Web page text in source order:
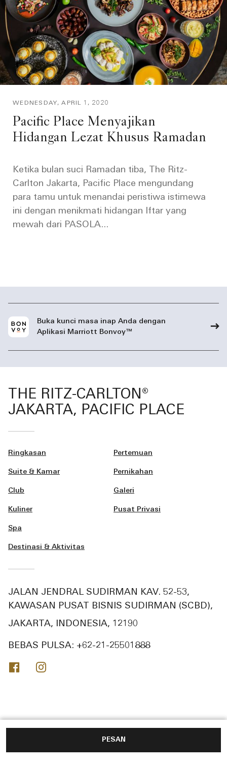
PESAN
WEDNESDAY, APRIL 1, 2020
Pacific Place Menyajikan
Hidangan Lezat Khusus Ramadan
Ketika bulan suci Ramadan tiba, The Ritz-
Carlton Jakarta, Pacific Place mengundang
para tamu untuk menandai peristiwa istimewa
ini dengan menikmati hidangan Iftar yang
mewah dari PASOLA...
Buka kunci masa inap Anda dengan
Aplikasi Marriott Bonvoy™
THE RITZ-CARLTON®
JAKARTA, PACIFIC PLACE
Ringkasan
Suite & Kamar
Club
Kuliner
Spa
Destinasi & Aktivitas
Pertemuan
Pernikahan
Galeri
Pusat Privasi
JALAN JENDRAL SUDIRMAN KAV. 52-53,
KAWASAN PUSAT BISNIS SUDIRMAN (SCBD),
JAKARTA, INDONESIA, 12190
BEBAS PULSA: +62-21-25501888
Facebook